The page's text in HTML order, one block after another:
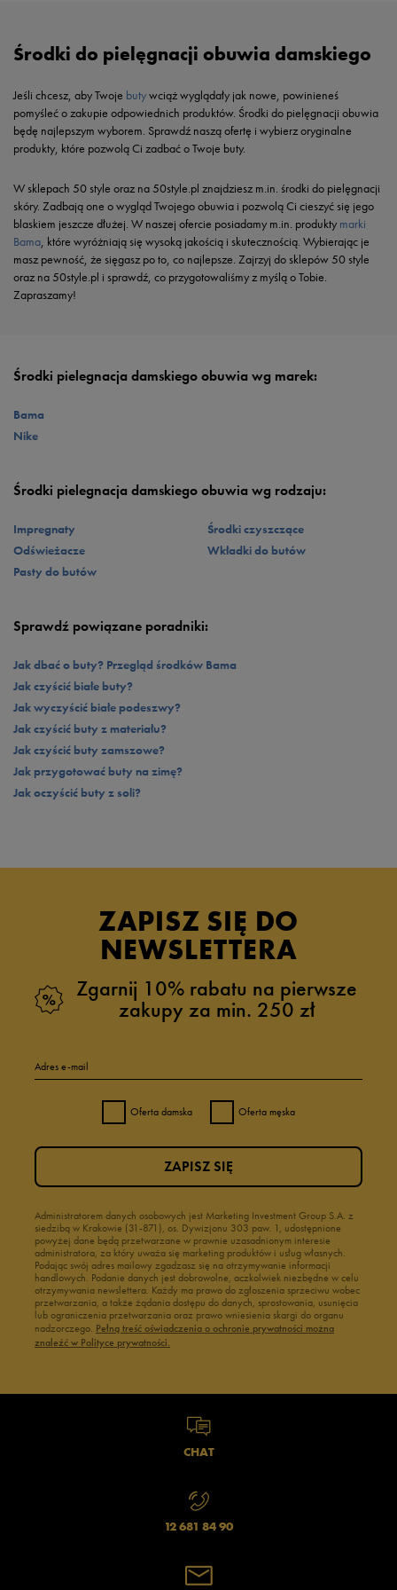
Środki do pielęgnacji obuwia damskiego
Jeśli chcesz, aby Twoje butywciąż wyglądały jak nowe, powinieneś
pomyśleć o zakupie odpowiednich produktów. Środki do pielęgnacji obuwia
będę najlepszym wyborem. Sprawdź naszą ofertę i wybierz oryginalne
produkty, które pozwolą Ci zadbać o Twoje buty.
W sklepach 50 style oraz na 50style.pl znajdziesz m.in. środki do pielęgnacji
skóry. Zadbają one o wygląd Twojego obuwia i pozwolą Ci cieszyć się jego
blaskiem jeszcze dłużej. W naszej ofercie posiadamy m.in. produkty marki
Bama, które wyróżniają się wysoką jakością i skutecznością. Wybierając je
masz pewność, że sięgasz po to, co najlepsze. Zajrzyj do sklepów 50 style
oraz na 50style.pl i sprawdź, co przygotowaliśmy z myślą o Tobie.
Zapraszamy!
Środki pielegnacja damskiego obuwia wg marek:
Bama
Nike
Środki pielegnacja damskiego obuwia wg rodzaju:
Impregnaty
Odświeżacze
Pasty do butów
Środki czyszczące
Wkładki do butów
Sprawdź powiązane poradniki:
Jak dbać o buty? Przegląd środków Bama
Jak czyścić białe buty?
Jak wyczyścić białe podeszwy?
Jak czyścić buty z materiału?
Jak czyścić buty zamszowe?
Jak przygotować buty na zimę?
Jak oczyścić buty z soli?
ZAPISZ SIĘ DO
NEWSLETTERA
Zgarnij 10% rabatu na pierwsze
zakupy za min. 250 zł
Adres e-mail
Oferta damska Oferta męska
Administratorem danych osobowych jest Marketing Investment Group S.A. z
siedzibą w Krakowie (31-871), os. Dywizjonu 303 paw. 1, udostępnione
powyżej dane będą przetwarzane w prawnie uzasadnionym interesie
administratora, za który uważa się marketing produktów i usług własnych.
Podając swój adres mailowy zgadzasz się na otrzymywanie informacji
handlowych. Podanie danych jest dobrowolne, aczkolwiek niezbędne w celu
otrzymywania newslettera. Każdy ma prawo do zgłoszenia sprzeciwu wobec
przetwarzania, a także żądania dostępu do danych, sprostowania, usunięcia
lub ograniczenia przetwarzania oraz prawo wniesienia skargi do organu
nadzorczego. Pełną treść oświadczenia o ochronie prywatności można
znaleźć w Polityce prywatności.
ZAPISZ SIĘ
CHAT
12 681 84 90